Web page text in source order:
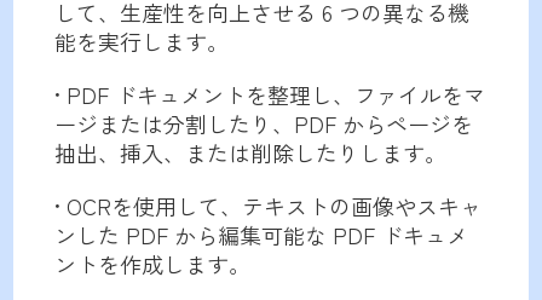
して、生産性を向上させる 6 つの異なる機
能を実行します。
• PDF ドキュメントを整理し、ファイルをマ
ージまたは分割したり、PDF からページを
抽出、挿入、または削除したりします。
• OCRを使用して、テキストの画像やスキャ
ンした PDF から編集可能な PDF ドキュメ
ントを作成します。